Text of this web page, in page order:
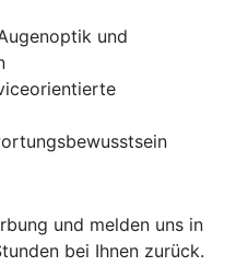
und
und melden uns in
bei Ihnen zurück.